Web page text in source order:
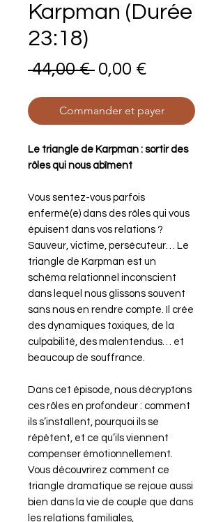
Karpman (Durée
23:18)
44,00 € Prix
0,00 €
Commander et payer
Le triangle de Karpman : sortir des
rôles qui nous abîment
Vous sentez-vous parfois
enfermé(e) dans des rôles qui vous
épuisent dans vos relations ?
Sauveur, victime, persécuteur… Le
triangle de Karpman est un
schéma relationnel inconscient
dans lequel nous glissons souvent
sans nous en rendre compte. Il crée
des dynamiques toxiques, de la
culpabilité, des malentendus… et
beaucoup de souffrance.
Dans cet épisode, nous décryptons
ces rôles en profondeur : comment
ils s’installent, pourquoi ils se
répètent, et ce qu’ils viennent
compenser émotionnellement.
Vous découvrirez comment ce
triangle dramatique se rejoue aussi
bien dans la vie de couple que dans
les relations familiales,